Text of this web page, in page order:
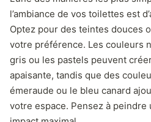
l’ambiance de vos toilettes est
Optez pour des teintes douces
votre préférence. Les couleurs
gris ou les pastels peuvent
apaisante, tandis que des
émeraude ou le bleu canard
votre espace. Pensez à peindre